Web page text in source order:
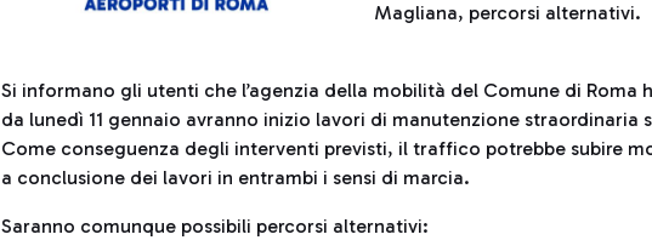
Magliana, percorsi alternativi.
Si informano gli utenti che l’agenzia della mobilità del Comune di Roma
da lunedì 11 gennaio avranno inizio lavori di manutenzione straordinaria
Come conseguenza degli interventi previsti, il traffico potrebbe subire
a conclusione dei lavori in entrambi i sensi di marcia.
Saranno comunque possibili percorsi alternativi: